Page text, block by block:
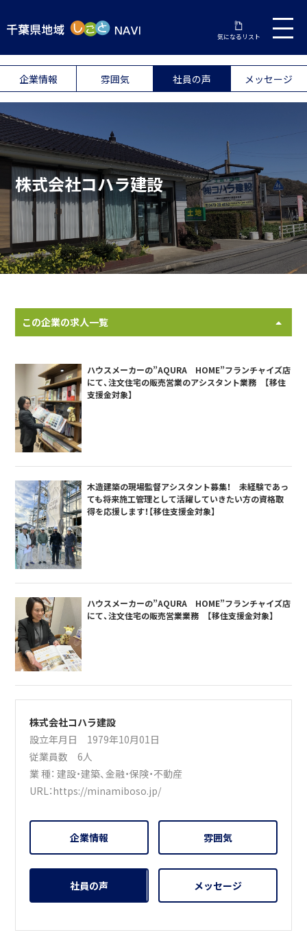
気になるリスト
企業情報 雰囲気 社員の声 メッセージ
株式会社コハラ建設
この企業の求人一覧
ハウスメーカーの”AQURA HOME”フランチャイズ店
にて、注文住宅の販売営業のアシスタント業務 【移住
支援金対象】
木造建築の現場監督アシスタント募集！ 未経験であっ
ても将来施工管理として活躍していきたい方の資格取
得を応援します！【移住支援金対象】
ハウスメーカーの”AQURA HOME”フランチャイズ店
にて、注文住宅の販売営業業務 【移住支援金対象】
株式会社コハラ建設
設立年月日 1979年10月01日
従業員数 6人
業 種：建設・建築、金融・保険・不動産
URL：https://minamiboso.jp/
企業情報 雰囲気
社員の声 メッセージ